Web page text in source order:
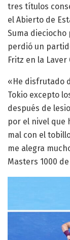
tres títulos
el Abierto de
Suma
perdió un
Fritz en la Laver
«He disfrutado
Tokio excepto
después de
por el nivel que
mal con el
me alegra
Masters 1000